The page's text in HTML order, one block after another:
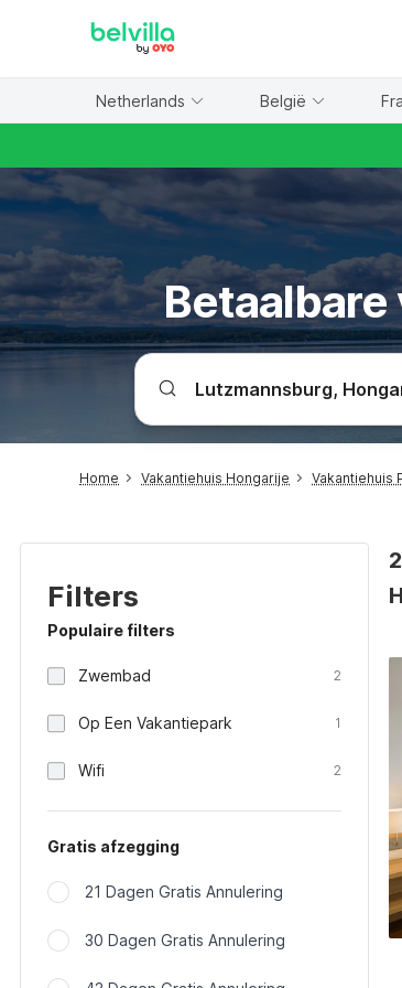
Netherlands België
Betaalbare
Home Vakantiehuis Hongarije Vakantiehuis
Filters
Populaire filters
Zwembad 2
Op Een Vakantiepark 1
Wifi 2
Gratis afzegging
21 Dagen Gratis Annulering
30 Dagen Gratis Annulering